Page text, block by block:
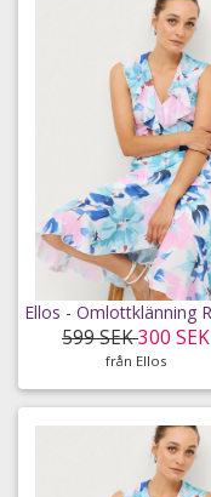
599 SEK300 SEK
från Ellos